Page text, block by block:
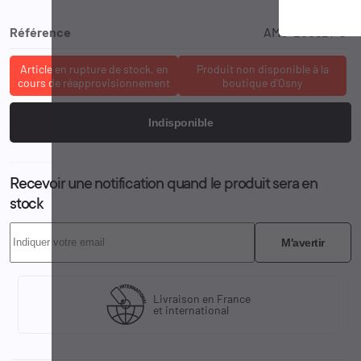
Référence AMG-200821-O-
Article en rupture de stock, en
cours de réapprovisionnement
Produit non disponible à la
boutique d'Osny
Indisponible
Recevoir une notification quand le produit sera en
stock
M'avertir
Livraison en France
et international